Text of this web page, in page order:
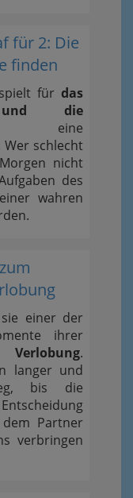
für 2: Die
finden
spielt für das
und die
eine
Wer schlecht
nicht
des
wahren
einer der
ihrer
Verlobung.
langer und
bis die
Partner
verbringen